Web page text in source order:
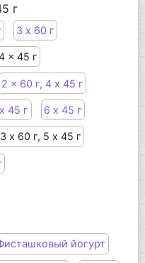
г
3 х 60 г
x 45 г
2 x 60 г, 4 х 45 г
45 г 6 х 45 г
3 х 60 г, 5 х 45 г
йогурт